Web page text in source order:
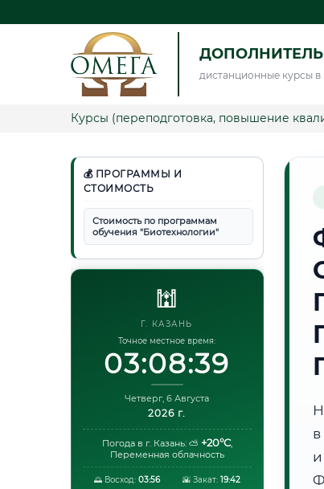
дистанционные курсы в
Курсы (переподготовка, повышение
💰 ПРОГРАММЫ И
СТОИМОСТЬ
Стоимость по программам
обучения "Биотехнологии"
🕍
Г. КАЗАНЬ
Точное местное время:
03:08:40
Четверг, 6 Августа
2026 г.
Погода в г. Казань: ⛅ +20°C,
Переменная облачность
🌅 Восход: 03:56 🌇 Закат: 19:42